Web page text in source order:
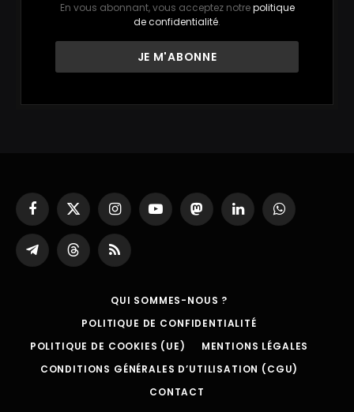
En vous abonnant, vous acceptez notrepolitique
de confidentialité.
Facebook
X
(Twitter)
InstagramYouTubeMastodonLinkedInWhatsApp
Partager
sur
ThreadsRSS
QUI SOMMES-NOUS ?
POLITIQUE DE CONFIDENTIALITÉ
POLITIQUE DE COOKIES (UE)
MENTIONS LÉGALES
CONDITIONS GÉNÉRALES D’UTILISATION (CGU)
CONTACT